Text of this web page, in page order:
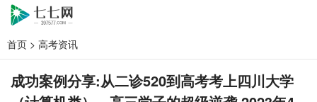
首页 > 高考资讯
成功案例分享:从二诊520到高考考上四川大学